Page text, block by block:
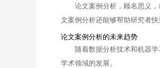
论文案例分析，顾名思义
文案例分析还能够帮助研究者
论文案例分析的未来趋势
随着数据分析技术和机器
学术领域的发展。